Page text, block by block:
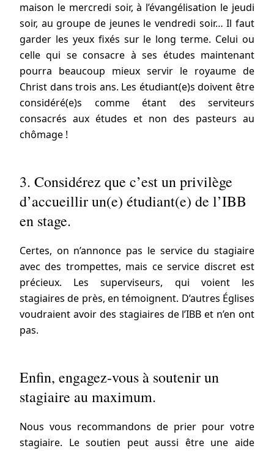
maison le mercredi soir, à l’évangélisation le jeudi
soir, au groupe de jeunes le vendredi soir… Il faut
garder les yeux fixés sur le long terme. Celui ou
celle qui se consacre à ses études maintenant
pourra beaucoup mieux servir le royaume de
Christ dans trois ans. Les étudiant(e)s doivent être
considéré(e)s comme étant des serviteurs
consacrés aux études et non des pasteurs au
chômage !
3. Considérez que c’est un privilège
d’accueillir un(e) étudiant(e) de l’IBB
en stage.
Certes, on n’annonce pas le service du stagiaire
avec des trompettes, mais ce service discret est
précieux. Les superviseurs, qui voient les
stagiaires de près, en témoignent. D’autres Églises
voudraient avoir des stagiaires de l’IBB et n’en ont
pas.
Enfin, engagez-vous à soutenir un
stagiaire au maximum.
Nous vous recommandons de prier pour votre
stagiaire. Le soutien peut aussi être une aide